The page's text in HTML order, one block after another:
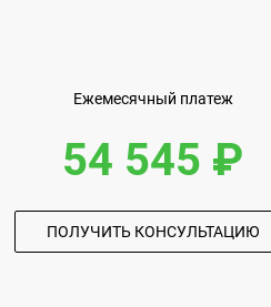
Ежемесячный платеж
54 545 ₽
ПОЛУЧИТЬ КОНСУЛЬТАЦИЮ